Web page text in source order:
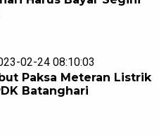
02-24 08:10:03
Paksa Meteran Listrik
Batanghari